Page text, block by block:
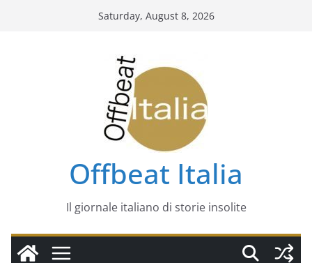
Saturday, August 8, 2026
Offbeat Italia
Il giornale italiano di storie insolite